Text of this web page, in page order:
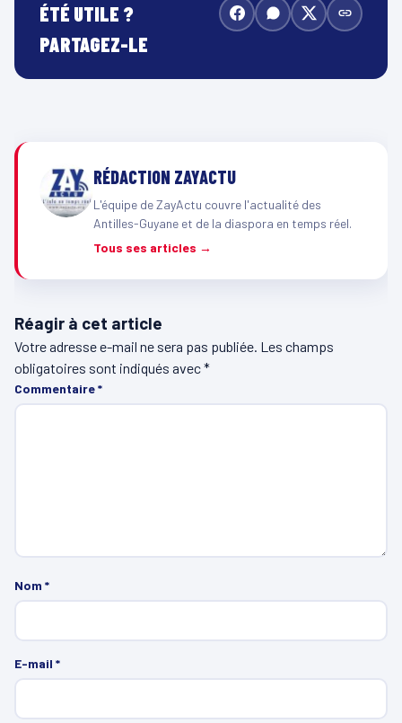
ÉTÉ UTILE ?
PARTAGEZ-LE
RÉDACTION ZAYACTU
L'équipe de ZayActu couvre l'actualité des
Antilles-Guyane et de la diaspora en temps réel.
Tous ses articles →
Réagir à cet article
Votre adresse e-mail ne sera pas publiée. Les champs
obligatoires sont indiqués avec*
Commentaire*
Nom *
E-mail *